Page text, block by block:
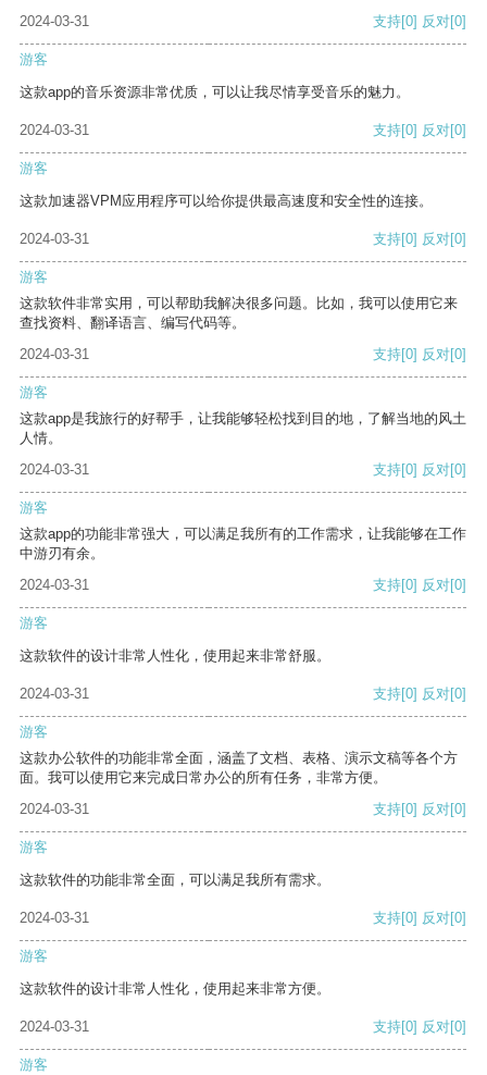
2024-03-31
支持[0] 反对[0]
游客
这款app的音乐资源非常优质，可以让我尽情享受音乐的魅力。
2024-03-31 支持[0] 反对[0]
游客
这款加速器VPM应用程序可以给你提供最高速度和安全性的连接。
2024-03-31 支持[0] 反对[0]
游客
这款软件非常实用，可以帮助我解决很多问题。比如，我可以使用它来
查找资料、翻译语言、编写代码等。
2024-03-31
支持[0] 反对[0]
游客
这款app是我旅行的好帮手，让我能够轻松找到目的地，了解当地的风土
人情。
2024-03-31
支持[0] 反对[0]
游客
这款app的功能非常强大，可以满足我所有的工作需求，让我能够在工作
中游刃有余。
2024-03-31
支持[0] 反对[0]
游客
这款软件的设计非常人性化，使用起来非常舒服。
2024-03-31 支持[0] 反对[0]
游客
这款办公软件的功能非常全面，涵盖了文档、表格、演示文稿等各个方
面。我可以使用它来完成日常办公的所有任务，非常方便。
2024-03-31
支持[0] 反对[0]
游客
这款软件的功能非常全面，可以满足我所有需求。
2024-03-31 支持[0] 反对[0]
游客
这款软件的设计非常人性化，使用起来非常方便。
2024-03-31 支持[0] 反对[0]
游客